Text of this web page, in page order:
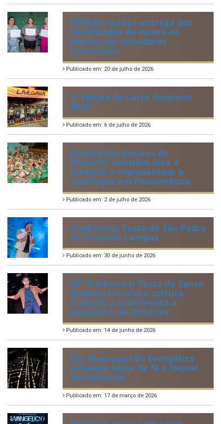
ÚLTIMAS NOTÍCIAS
VIII Conferência Municipal dos
Direitos da Criança e do
Adolescente
IBIPREV realiza entrega dos
Certificados de Honra ao
Mérito aos servidores
municipais
Publicado em: 20 de julho de 2026
2ª edição do Corre Ibimirim
2026
Quadrilhas Juninas de
Ibimirim mantêm viva a
tradição e representam o
munícipio em Pernambuco
Publicado em: 2 de julho de 2026
Tradicional Festa de São Pedro
no Povoado Campos
88ª Tradicional Festa de Santo
Antônio fortalece cultura,
tradição e movimenta a
economia de Ibimirim